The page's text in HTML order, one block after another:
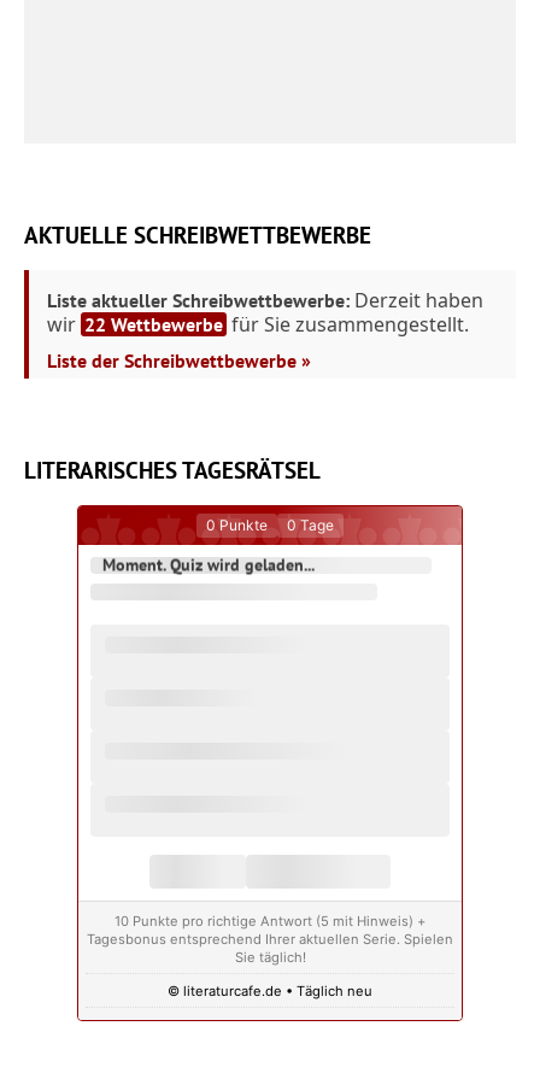
AKTUELLE SCHREIBWETTBEWERBE
Liste aktueller Schreibwettbewerbe: Derzeit haben
wir 22 Wettbewerbe für Sie zusammengestellt.
Liste der Schreibwettbewerbe »
LITERARISCHES TAGESRÄTSEL
0 Punkte 0 Tage
Moment. Quiz wird geladen...
10 Punkte pro richtige Antwort (5 mit Hinweis) +
Tagesbonus entsprechend Ihrer aktuellen Serie. Spielen
Sie täglich!
© literaturcafe.de • Täglich neu